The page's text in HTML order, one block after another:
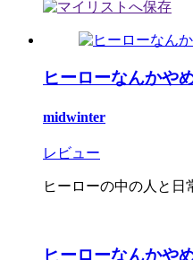
ヒーローなんかや
midwinter
レビュー
ヒーローの中の人と日
ヒーローなんかや